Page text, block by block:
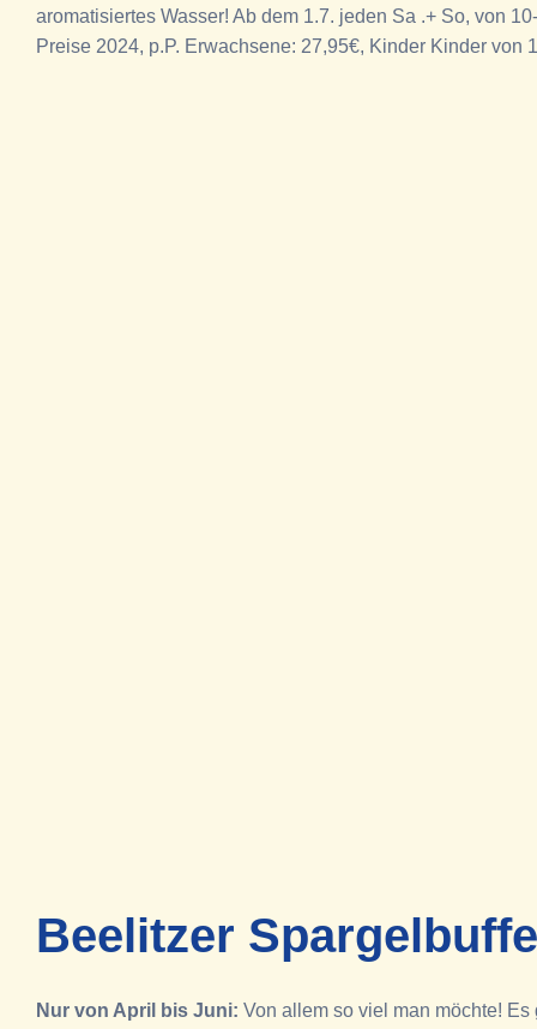
aromatisiertes Wasser! Ab dem 1.7. jeden Sa .+ So, von
Preise 2024, p.P. Erwachsene: 27,95€, Kinder Kinder
Beelitzer
Nur von April bis Juni: Von allem so viel man möchte!